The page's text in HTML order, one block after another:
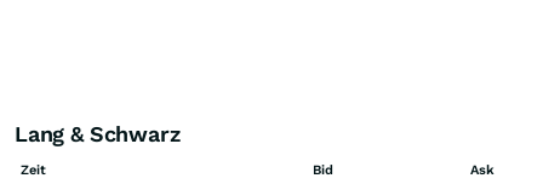
Lang & Schwarz
Zeit Bid Ask